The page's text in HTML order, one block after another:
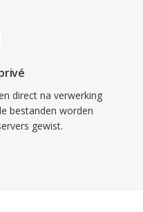
direct na verwerking
bestanden worden
gewist.